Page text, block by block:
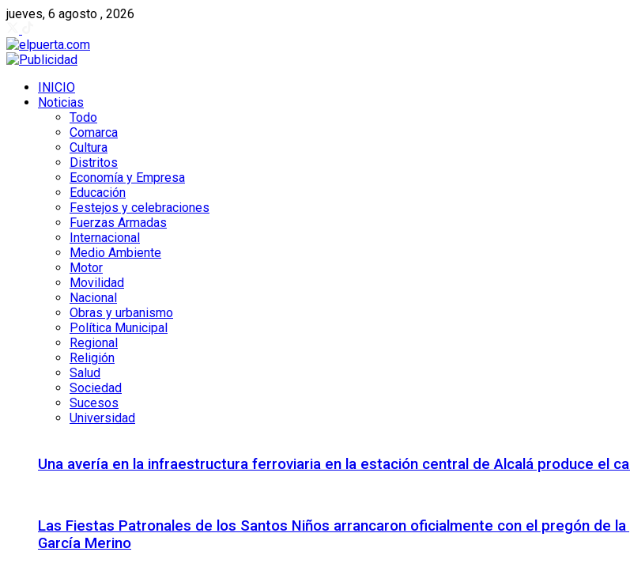
jueves, 6 agosto , 2026
INICIO
Noticias
Todo
Comarca
Cultura
Distritos
Economía y Empresa
Educación
Festejos y celebraciones
Fuerzas Armadas
Internacional
Medio Ambiente
Motor
Movilidad
Nacional
Obras y urbanismo
Política Municipal
Regional
Religión
Salud
Sociedad
Sucesos
Universidad
Una avería en la infraestructura ferroviaria en la estación central de Alcalá produce el
Las Fiestas Patronales de los Santos Niños arrancaron oficialmente con el pregón de
García Merino